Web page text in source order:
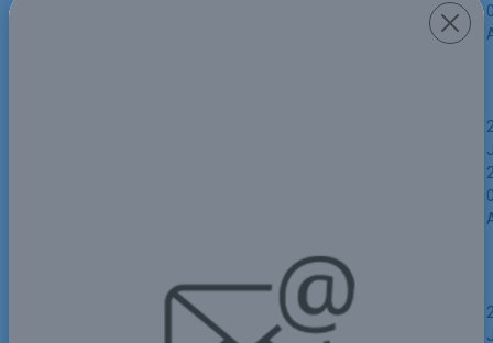
* * * Claim Free iPhone 16 * * *